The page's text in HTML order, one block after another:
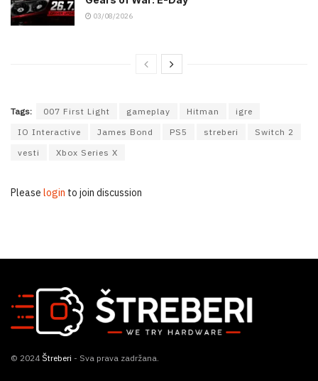
03/08/2026
Tags: 007 First Light gameplay Hitman
igre
IO Interactive
James Bond PS5 streberi
Switch 2
vesti
Xbox Series X
Please login to join discussion
© 2024 Štreberi - Sva prava zadržana.